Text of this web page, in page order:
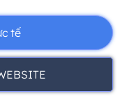
tế